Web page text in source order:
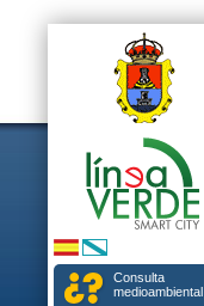
Consulta
medioambiental